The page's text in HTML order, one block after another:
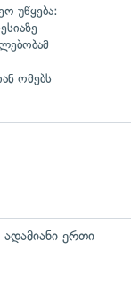
უწყება:
ომებს
ერთი